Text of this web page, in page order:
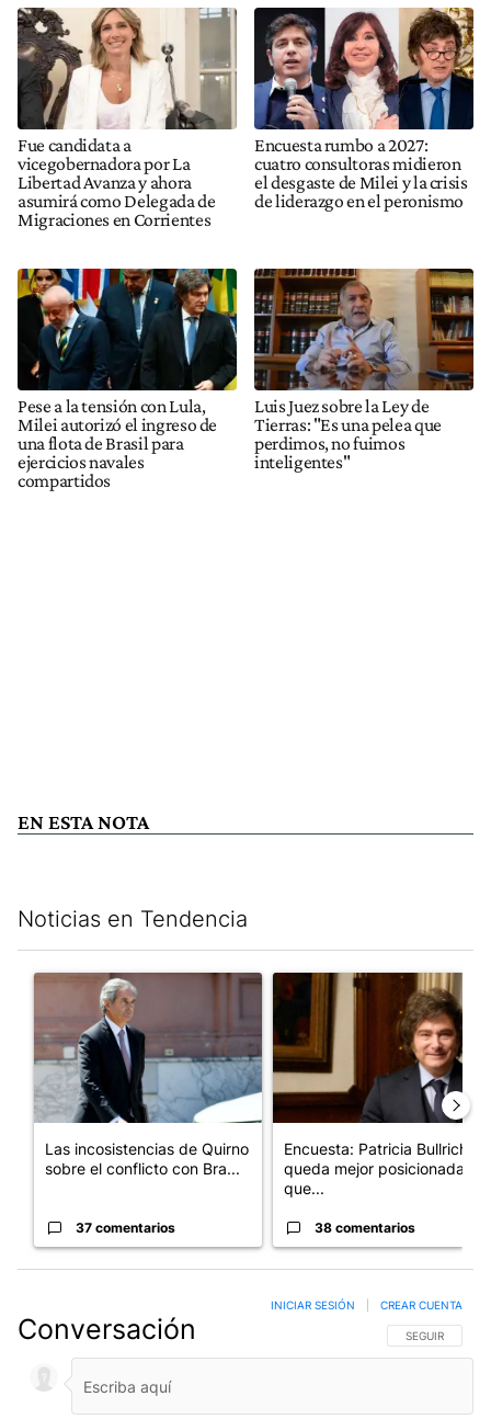
Fue candidata a
vicegobernadora por La
Libertad Avanza y ahora
asumirá como Delegada de
Migraciones en Corrientes
Encuesta rumbo a 2027:
cuatro consultoras midieron
el desgaste de Milei y la crisis
de liderazgo en el peronismo
Pese a la tensión con Lula,
Milei autorizó el ingreso de
una flota de Brasil para
ejercicios navales
compartidos
Luis Juez sobre la Ley de
Tierras: "Es una pelea que
perdimos, no fuimos
inteligentes"
EN ESTA NOTA
Noticias en Tendencia
Un artículo de tendencia con el título "Las incosistencias de
Las incosistencias de Quirno
sobre el conflicto con Bra...
37 comentarios
Un artículo de tendencia con
Encuesta: Patricia Bullrich
queda mejor posicionada
que...
38 comentarios
Conversación SIGA ESTA
SEGUIR
INICIAR SESIÓN CREAR CUENTA